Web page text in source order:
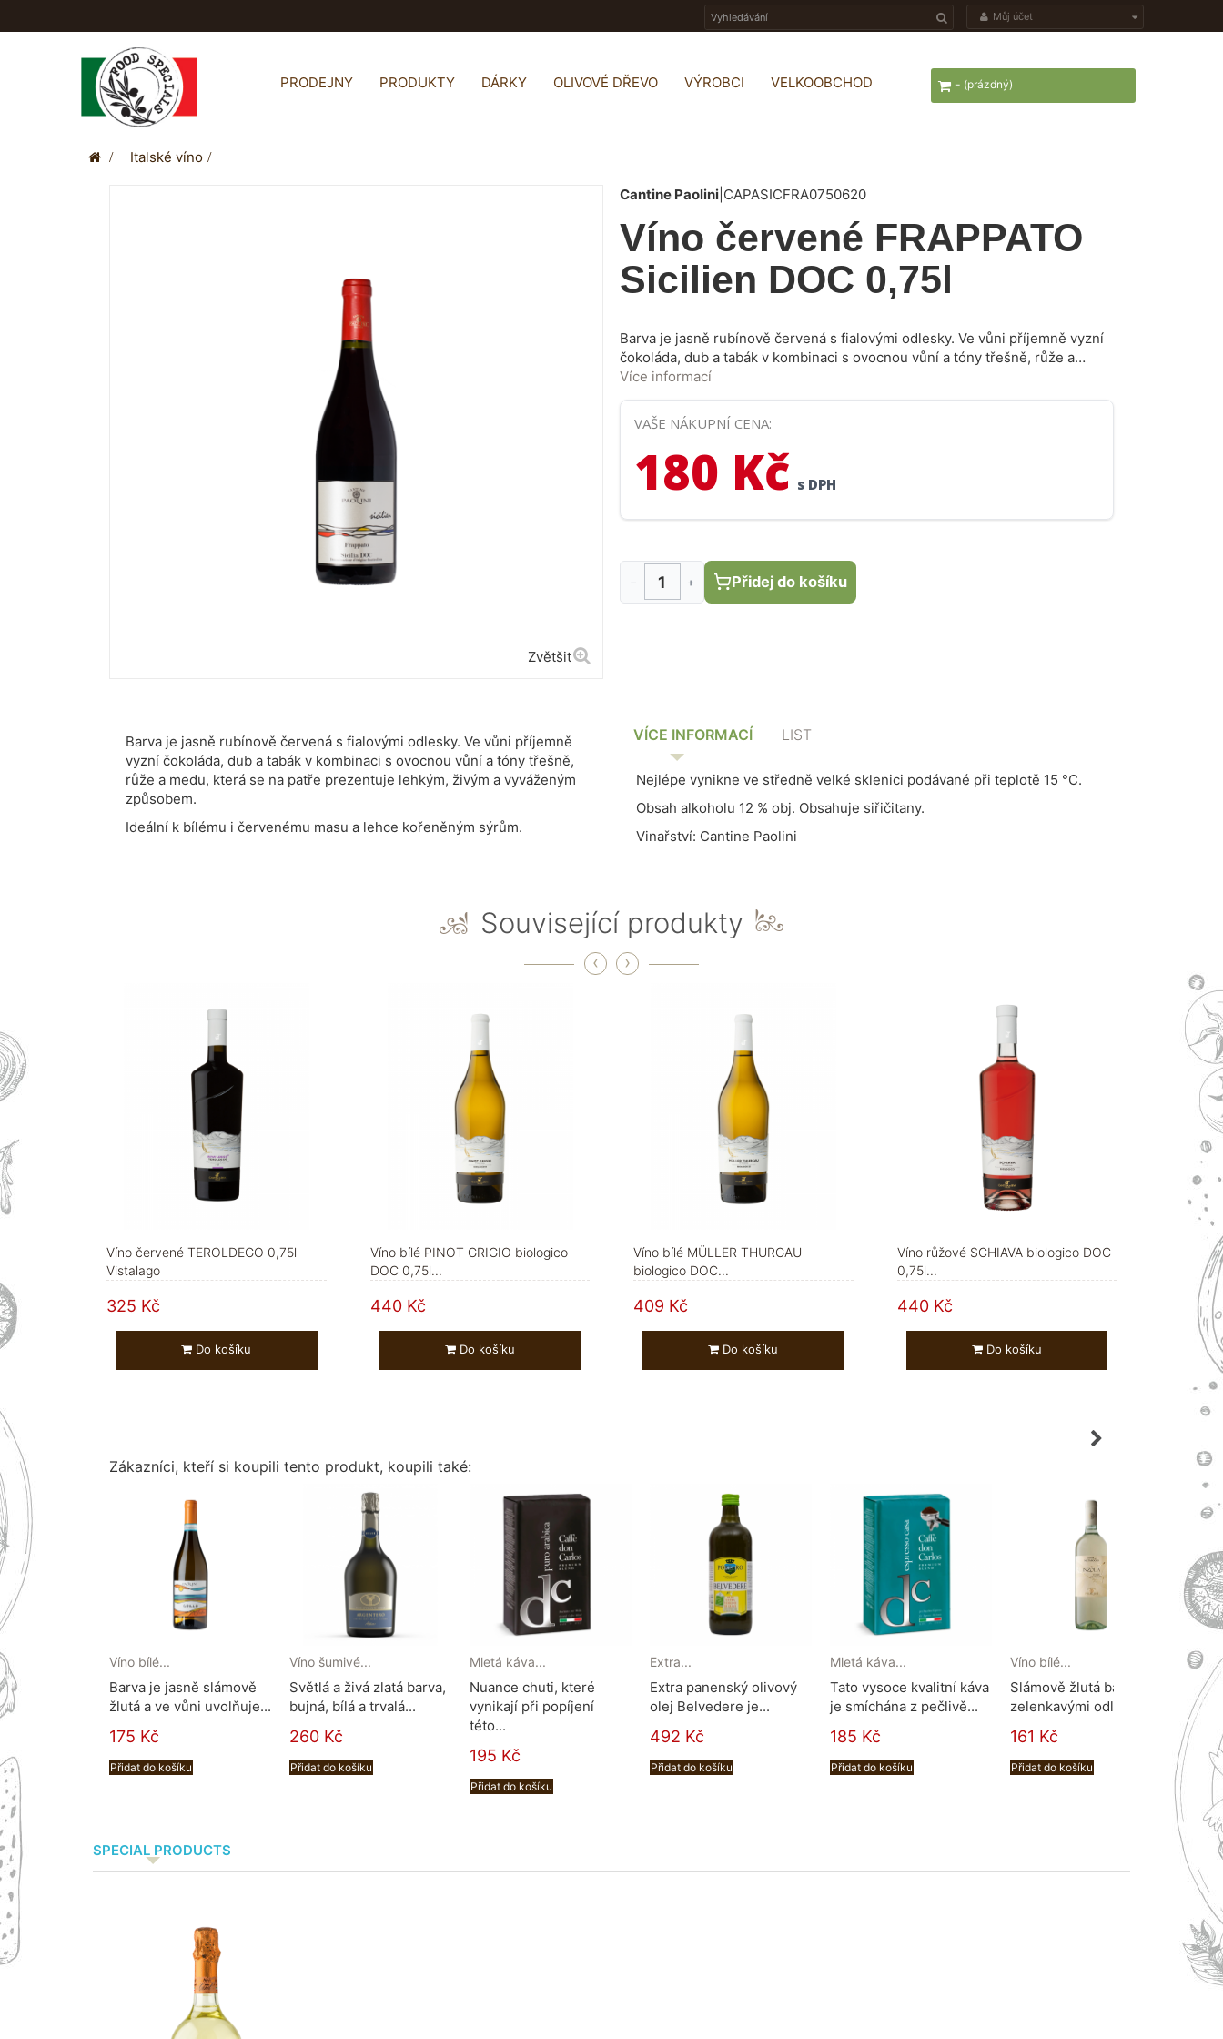
Můj účet
PRODEJNY PRODUKTY DÁRKY OLIVOVÉ DŘEVO VÝROBCI VELKOOBCHOD - (prázdný)
> Italské víno >
Zvětšit
Cantine Paolini CAPASICFRA0750620
Víno červené FRAPPATO
Sicilien DOC 0,75l
Barva je jasně rubínově červená s fialovými odlesky. Ve vůni příjemně vyzní
čokoláda, dub a tabák v kombinaci s ovocnou vůní a tóny třešně, růže a
medu, která se na patře prezentuje lehkým, živým a vyváženým způsobem.
Více informací
VAŠE NÁKUPNÍ CENA:
180 Kč s DPH
− + Přidej do košíku
Barva je jasně rubínově červená s fialovými odlesky. Ve vůni příjemně
vyzní čokoláda, dub a tabák v kombinaci s ovocnou vůní a tóny třešně,
růže a medu, která se na patře prezentuje lehkým, živým a vyváženým
způsobem.
Ideální k bílému i červenému masu a lehce kořeněným sýrům.
VÍCE INFORMACÍ LIST
Nejlépe vynikne ve středně velké sklenici podávané při teplotě 15 °C.
Obsah alkoholu 12 % obj. Obsahuje siřičitany.
Vinařství: Cantine Paolini
Související produkty
‹ ›
Víno červené TEROLDEGO 0,75l
Vistalago
325 Kč
Do košíku
Víno bílé PINOT GRIGIO biologico
DOC 0,75l...
440 Kč
Do košíku
Víno bílé MÜLLER THURGAU
biologico DOC...
409 Kč
Do košíku
Víno růžové SCHIAVA biologico DOC
0,75l...
440 Kč
Do košíku
Zákazníci, kteří si koupili tento produkt, koupili také:
Víno bílé...
Barva je jasně slámově
žlutá a ve vůni uvolňuje...
175 Kč
Přidat do košíku
Víno šumivé...
Světlá a živá zlatá barva,
bujná, bílá a trvalá...
260 Kč
Přidat do košíku
Mletá káva...
Nuance chuti, které
vynikají při popíjení
této...
195 Kč
Přidat do košíku
Extra...
Extra panenský olivový
olej Belvedere je...
492 Kč
Přidat do košíku
Mletá káva...
Tato vysoce kvalitní káva
je smíchána z pečlivě...
185 Kč
Přidat do košíku
Víno bílé...
Slámově žlutá barva se
zelenkavými odlesky, s...
161 Kč
Přidat do košíku
Víno
SPECIAL PRODUCTS